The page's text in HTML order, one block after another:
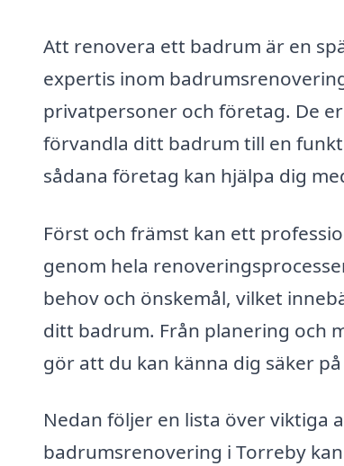
Att renovera ett badrum är en
expertis inom
privatpersoner och företag. De
förvandla ditt badrum till en
sådana företag kan hjälpa dig
Först och främst kan ett
genom hela
behov och önskemål, vilket
ditt badrum. Från planering och
gör att du kan känna dig säker
Nedan följer en lista över viktiga
badrumsrenovering i Torreby